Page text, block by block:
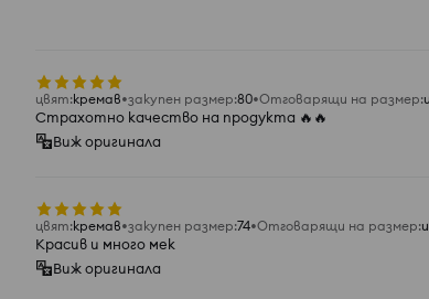
цвят:кремав закупен размер:80 Отговарящи на размер:
Страхотно качество на продукта 🔥🔥
Виж оригинала
цвят:кремав закупен размер:74 Отговарящи на размер:
Красив и много мек
Виж оригинала